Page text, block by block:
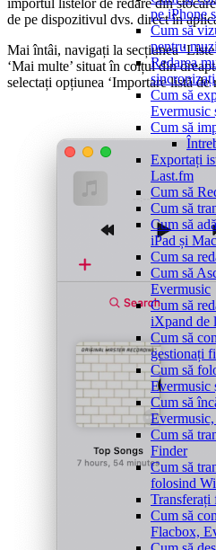
pe iPhone
Cum să
pentru
Redarea
Cum să
Evermusic
Cum să
Exportați
Last.fm
Cum să
Cum să
Cum să
iPad și
Cum sa
Cum să
Evermusic
Cum să
iXpand de
Cum să
gestionați
Cum să
Evermusic
Cum să
Cum să
Finder
Cum să
folosind
Transferați
Cum să
Flacbox,
de pe dispozitivul dvs. direct în
Mai întâi, navigați la secțiunea
‘Mai multe’ situat în colțul din
selectați opțiunea ‘Importare listă de